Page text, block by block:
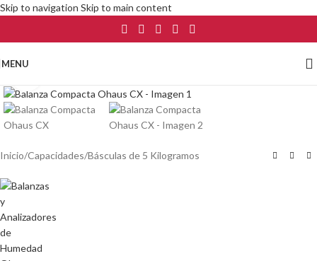
Skip to navigation Skip to main content
MENU
Inicio/Capacidades/Básculas de 5 Kilogramos